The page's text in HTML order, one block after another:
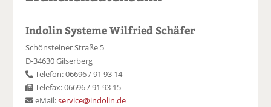
Indolin Systeme Wilfried Schäfer
Schönsteiner Straße 5
D-34630 Gilserberg
Telefon: 06696 / 91 93 14
Telefax: 06696 / 91 93 15
eMail:service@indolin.de